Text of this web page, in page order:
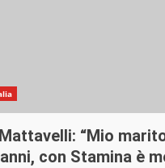
“Mio
con Stamina è